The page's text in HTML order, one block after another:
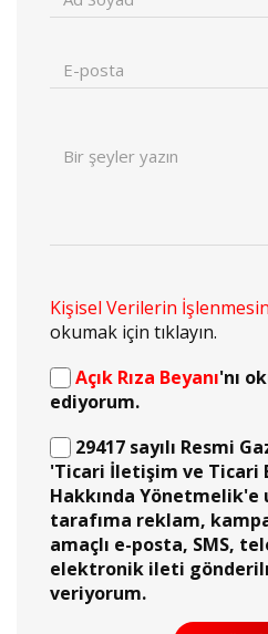
Kişisel Verilerin
okumak için tıklayın.
Açık Rıza Beyanı'nı
ediyorum.
29417 sayılı Resmi
'Ticari İletişim ve
Hakkında Yönetmelik'e
tarafıma reklam,
amaçlı e-posta, SMS,
elektronik ileti
veriyorum.